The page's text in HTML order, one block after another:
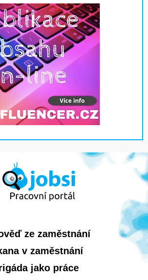
ze zaměstnání
v zaměstnání
jako práce